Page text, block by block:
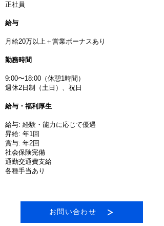
正社員
給与
月給20万以上＋営業ボーナスあり
勤務時間
9:00〜18:00（休憩1時間）
週休2日制（土日）、祝日
給与・福利厚生
給与: 経験・能力に応じて優遇
昇給: 年1回
賞与: 年2回
社会保険完備
通勤交通費支給
各種手当あり
お問い合わせ